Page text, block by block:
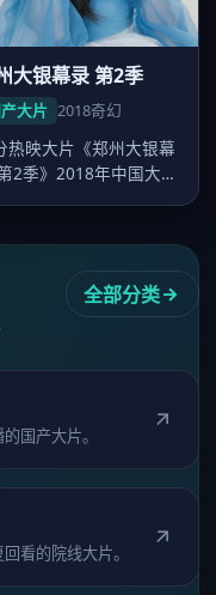
大银幕录 第2季
大片 2018奇幻
热映大片《郑州大银幕
2季》2018年中国大陆
全部分类
国产大片。
看的院线大片。